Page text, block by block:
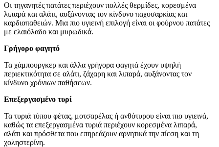
Οι τηγανητές πατάτες περιέχουν πολλές θερμίδες, κορεσμένα
λιπαρά και αλάτι, αυξάνοντας τον κίνδυνο παχυσαρκίας και
καρδιοπαθειών. Μια πιο υγιεινή επιλογή είναι οι φούρνου πατάτες
με ελαιόλαδο και μυρωδικά.
Γρήγορο φαγητό
Τα χάμπουργκερ και άλλα γρήγορα φαγητά έχουν υψηλή
περιεκτικότητα σε αλάτι, ζάχαρη και λιπαρά, αυξάνοντας τον
κίνδυνο χρόνιων παθήσεων.
Επεξεργασμένο τυρί
Τα τυριά τύπου φέτας, μοτσαρέλας ή ανθότυρου είναι πιο υγιεινά,
καθώς τα επεξεργασμένα τυριά περιέχουν κορεσμένα λιπαρά,
αλάτι και πρόσθετα που επηρεάζουν αρνητικά την πίεση και τη
χοληστερίνη.